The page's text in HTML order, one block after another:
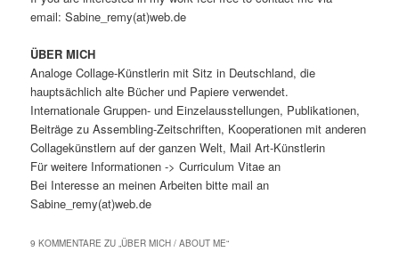
email: Sabine_remy(at)web.de
ÜBER MICH
Analoge Collage-Künstlerin mit Sitz in Deutschland, die
hauptsächlich alte Bücher und Papiere verwendet.
Internationale Gruppen- und Einzelausstellungen, Publikationen,
Beiträge zu Assembling-Zeitschriften, Kooperationen mit anderen
Collagekünstlern auf der ganzen Welt, Mail Art-Künstlerin
Für weitere Informationen -> Curriculum Vitae an
Bei Interesse an meinen Arbeiten bitte mail an
Sabine_remy(at)web.de
9 KOMMENTARE ZU „ÜBER MICH / ABOUT ME“